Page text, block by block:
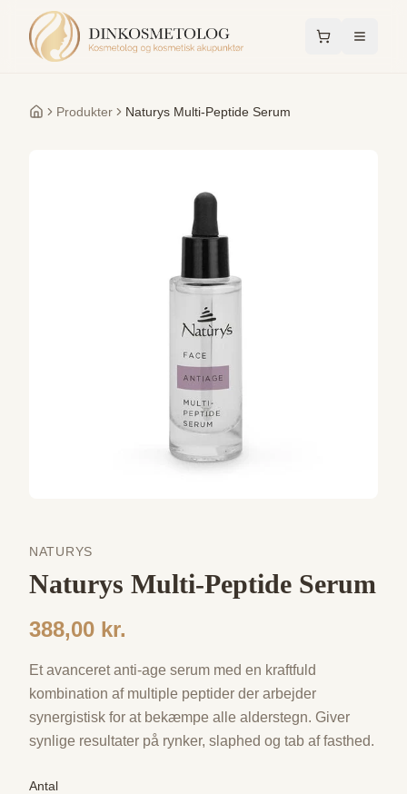
Forside
Produkter Naturys Multi-Peptide Serum
NATURYS
Naturys Multi-Peptide Serum
388,00 kr.
Et avanceret anti-age serum med en kraftfuld
kombination af multiple peptider der arbejder
synergistisk for at bekæmpe alle alderstegn. Giver
synlige resultater på rynker, slaphed og tab af fasthed.
Antal